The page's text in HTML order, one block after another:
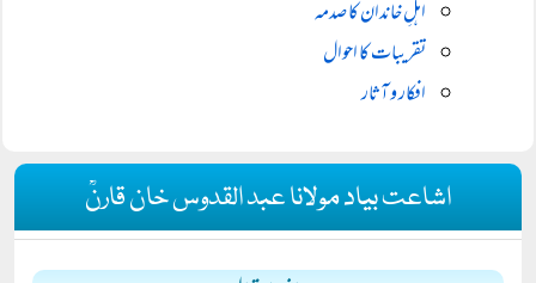
اہلِ خاندان کا صدمہ
تقریبات کا احوال
افکار و آثار
اشاعت بیاد مولانا عبد القدوس خان قارنؒ